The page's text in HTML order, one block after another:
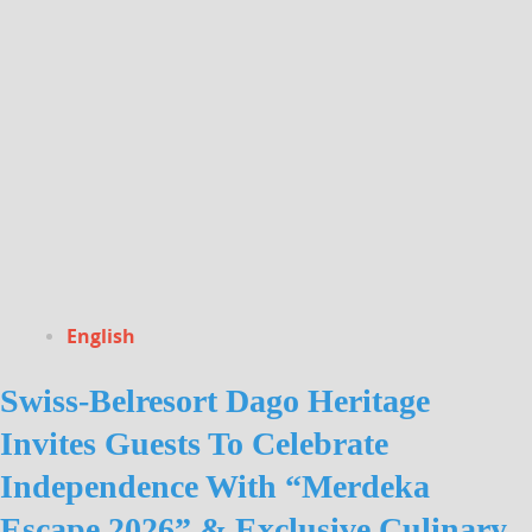
English
Swiss-Belresort Dago Heritage
Invites Guests To Celebrate
Independence With “Merdeka